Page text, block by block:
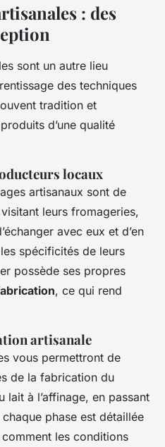
: des
sont un autre lieu
des techniques
tradition et
d’une qualité
locaux
artisanaux sont de
leurs fromageries,
avec eux et d’en
spécificités de leurs
possède ses propres
, ce qui rend
artisanale
vous permettront de
de la fabrication du
à l’affinage, en passant
phase est détaillée
les conditions